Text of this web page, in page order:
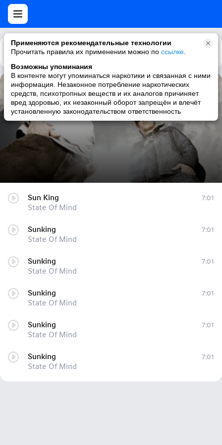
Применяются рекомендательные технологии
Прочитать правила их применении можно по ссылке
Возможны упоминания
В контенте могут упоминаться наркотики и связанная с ними
информация. Незаконное потребление наркотических
средств, психотропных веществ и их аналогов причиняет
вред здоровью, их незаконный оборот запрещён и влечёт
установленную законодательством ответственность
Каталог Рекомендации
Sun King
State Of Mind
Sun King
State Of Mind
7:01
Sunking
State Of Mind
7:01
Sunking
State Of Mind
7:01
Sunking
State Of Mind
7:01
Sunking
State Of Mind
7:01
Sunking
State Of Mind
7:01